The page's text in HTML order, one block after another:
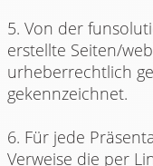
5. Von der
erstellte Seiten/
urheberrechtlich
gekennzeichnet.
6. Für jede
Verweise die per